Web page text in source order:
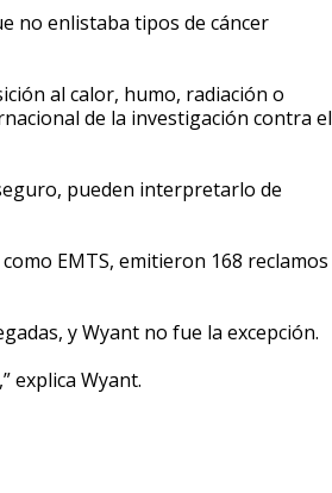
no enlistaba tipos de cáncer
al calor, humo, radiación o
de la investigación contra el
pueden interpretarlo de
EMTS, emitieron 168 reclamos
y Wyant no fue la excepción.
explica Wyant.